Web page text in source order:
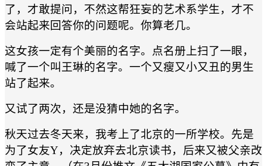
了，才敢提问，不然这帮狂妄的艺术系学生，才不
会站起来回答你的问题呢。你算老几。
这女孩一定有个美丽的名字。点名册上扫了一眼，
喊了一个叫王琳的名字。一个又瘦又小又丑的男生
站了起来。
又试了两次，还是没猜中她的名字。
秋天过去冬天来，我考上了北京的一所学校。先是
为了女友Y，决定放弃去北京读书，后来又被父亲改